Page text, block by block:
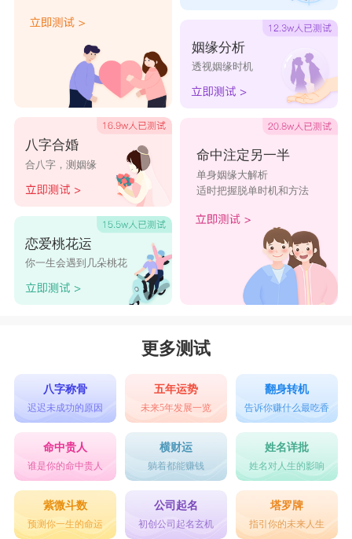
八字合婚
合八字，测姻缘
恋爱桃花运
你一生会遇到几朵桃花
姻缘分析
透视姻缘时机
命中注定另一半
单身姻缘大解析
适时把握脱单时机和方法
更多测试
八字称骨
迟迟未成功的原因
五年运势
未来5年发展一览
翻身转机
告诉你赚什么最吃香
命中贵人
谁是你的命中贵人
横财运
躺着都能赚钱
姓名详批
姓名对人生的影响
紫微斗数
预测你一生的命运
公司起名
初创公司起名玄机
塔罗牌
指引你的未来人生